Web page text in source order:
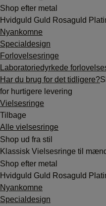
Shop efter metal
Hvidguld Guld Rosaguld
Nyankomne
Specialdesign
Forlovelsesringe
Laboratoriedyrkede
Har du brug for det tidligere?
for hurtigere levering
Vielsesringe
Tilbage
Alle vielsesringe
Shop ud fra stil
Klassisk Vielsesringe til
Shop efter metal
Hvidguld Guld Rosaguld
Nyankomne
Specialdesign